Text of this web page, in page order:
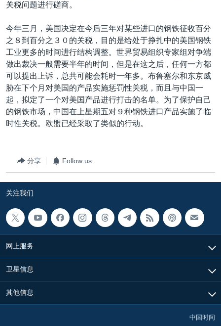
台海两岸关系
南中国海争端
关注西藏
关注新疆
GEN Z 看美国
关税问题进行磋商。
今年三月，美国决定在今后三年对某些进口的钢铁征收百分
之８到百分之３０的关税，目的是给处于挣扎中的美国钢铁
工业更多的时间进行结构调整。世界贸易组织专家组对争端
做出裁决一般需要半年的时间，但是在这之后，任何一方都
可以提出上诉，总共可能会耗时一年多。布鲁塞尔和东京威
胁在下个月对美国的产品实施惩罚性关税，而且与中国一
起，拟定了一个对美国产品进行打击的名单。为了保护自己
的钢铁市场，中国在上星期五对９种钢铁进口产品实施了临
时性关税。欧盟已经采取了类似的行动。
分享 Follow us
关注我们
网上服务
卫星信息
其他信息
中国时间